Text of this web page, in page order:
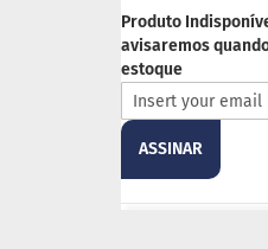
Produto
avisaremos
estoque
ASSINAR